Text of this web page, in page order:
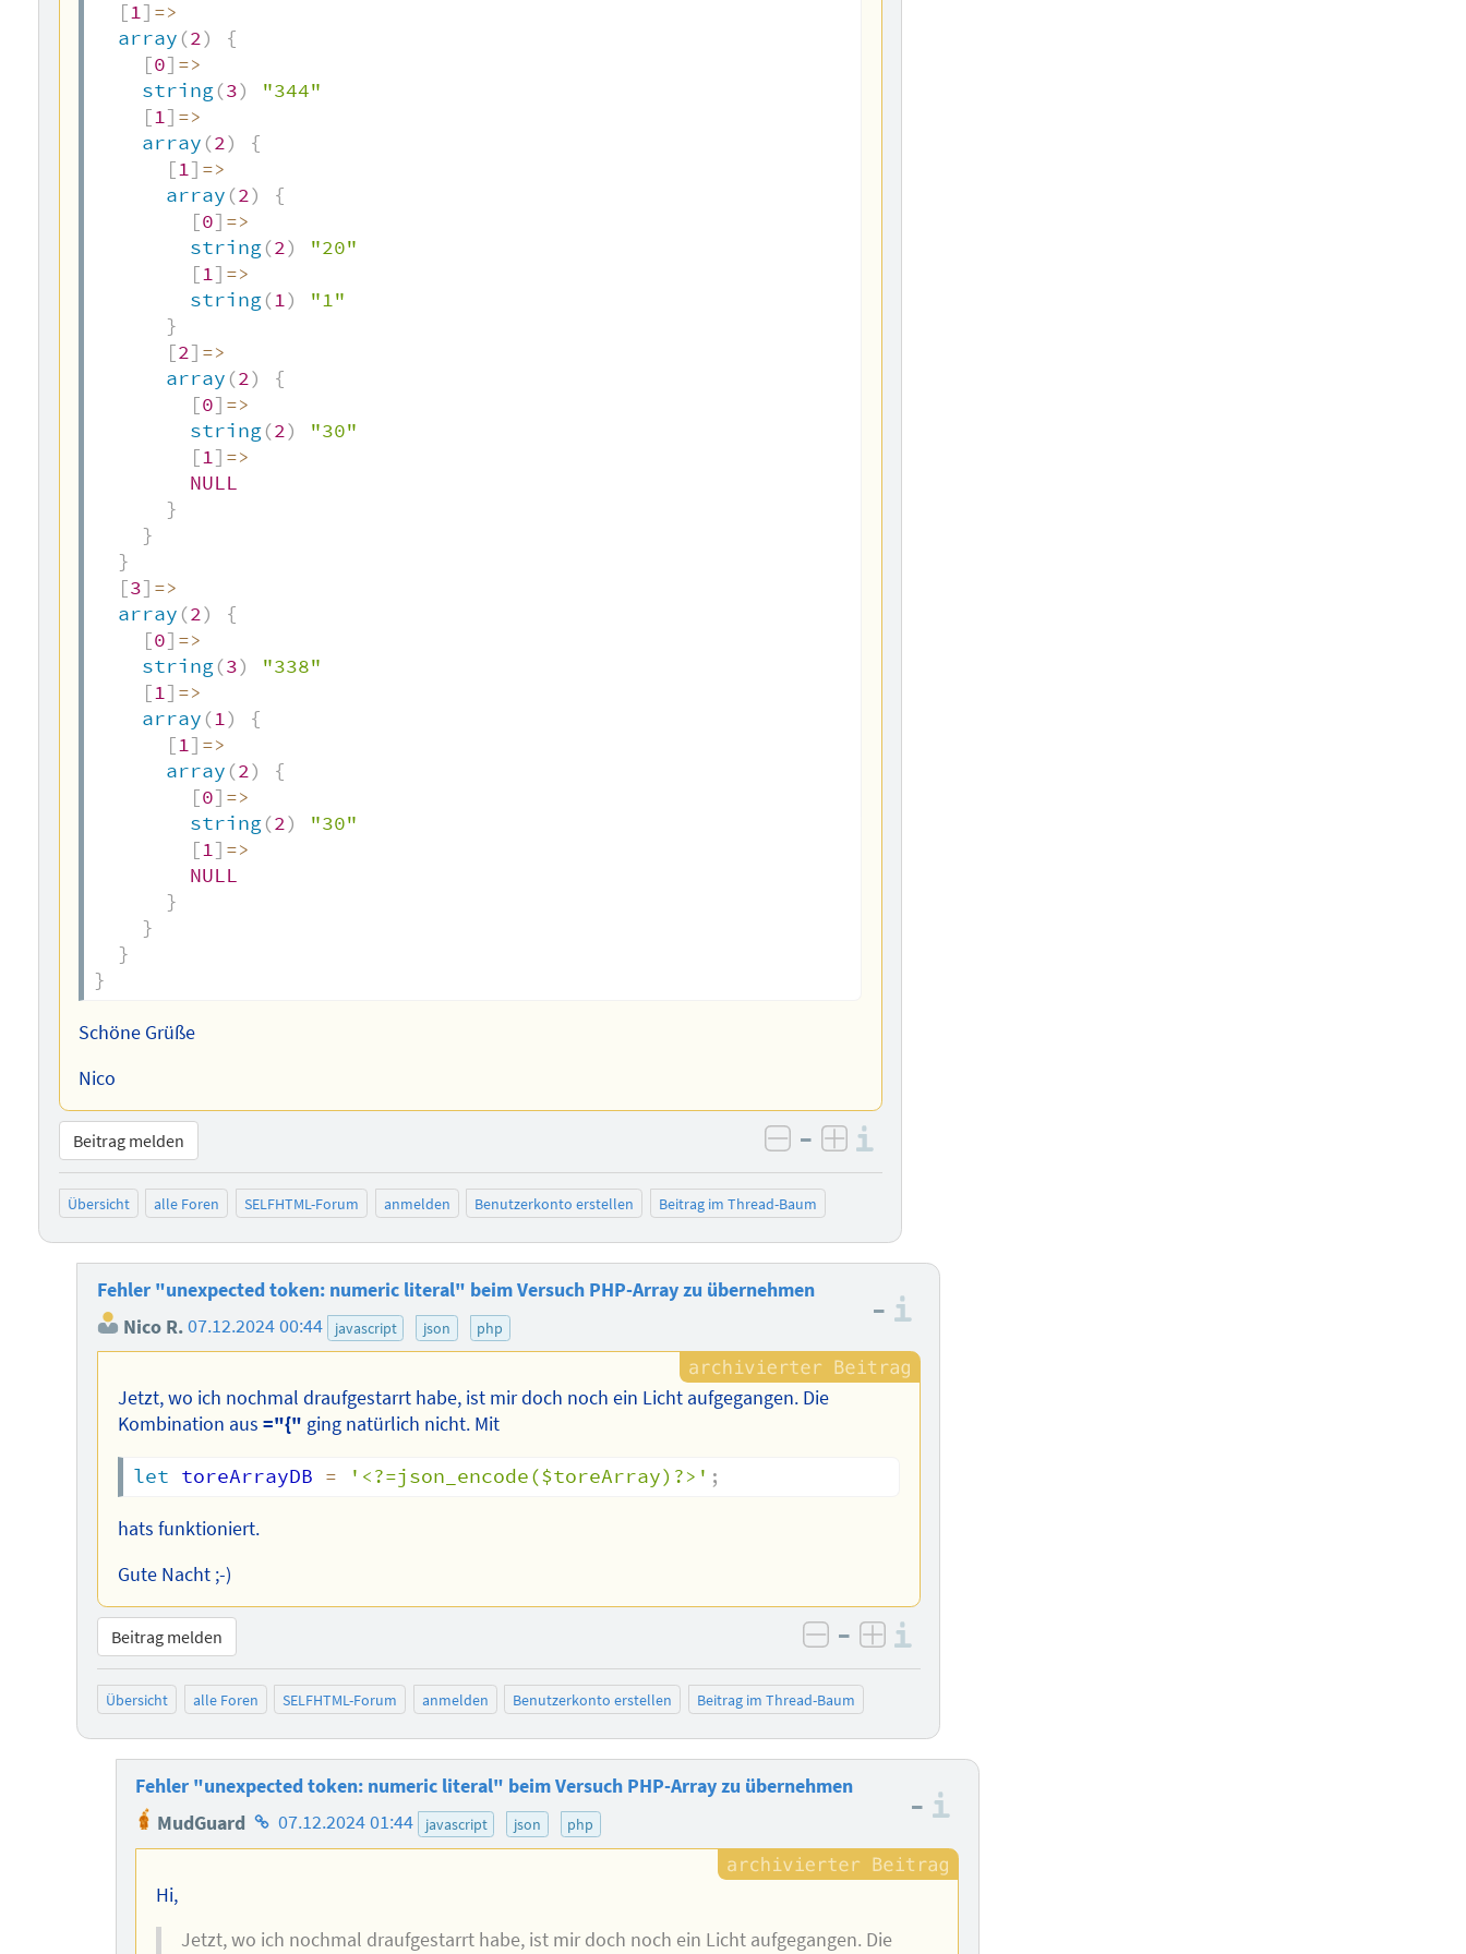
[1] =>
array (2)
{
[0] =>
string(3)
"344"
[1] =>
array (2)
{
[1] =>
array (2)
{
[0] =>
string(2)
"20"
[1] =>
string(1)
"1"
}
[2] =>
array (2)
{
[0] =>
string(2)
"30"
[1] =>
NULL
}
}
}
[3] =>
array (2)
{
[0] =>
string(3)
"338"
[1] =>
array (1)
{
[1] =>
array (2)
{
[0] =>
string(2)
"30"
[1] =>
NULL
}
}
}
}
Schöne Grüße
Nico
Beitrag melden negativ bewerten
– positiv bewerten
Übersicht alle Foren SELFHTML-Forum anmelden Benutzerkonto erstellen Beitrag im Thread-Baum
Fehler "unexpected token: numeric literal" beim Versuch PHP-Array zu übernehmen
Nico R.07.12.2024 00:44 javascript json php
–
Jetzt, wo ich nochmal draufgestarrt habe, ist mir doch noch ein Licht aufgegangen. Die
Kombination aus ="{" ging natürlich nicht. Mit
let toreArrayDB = '<?=json_encode($toreArray)?>' ;
hats funktioniert.
Gute Nacht ;-)
Beitrag melden negativ bewerten
– positiv bewerten
Übersicht alle Foren SELFHTML-Forum anmelden Benutzerkonto erstellen Beitrag im Thread-Baum
Fehler "unexpected token: numeric literal" beim Versuch PHP-Array zu übernehmen
MudGuard Homepage
des
07.12.2024 01:44 javascript json php
–
Hi,
Jetzt, wo ich nochmal draufgestarrt habe, ist mir doch noch ein Licht aufgegangen. Die